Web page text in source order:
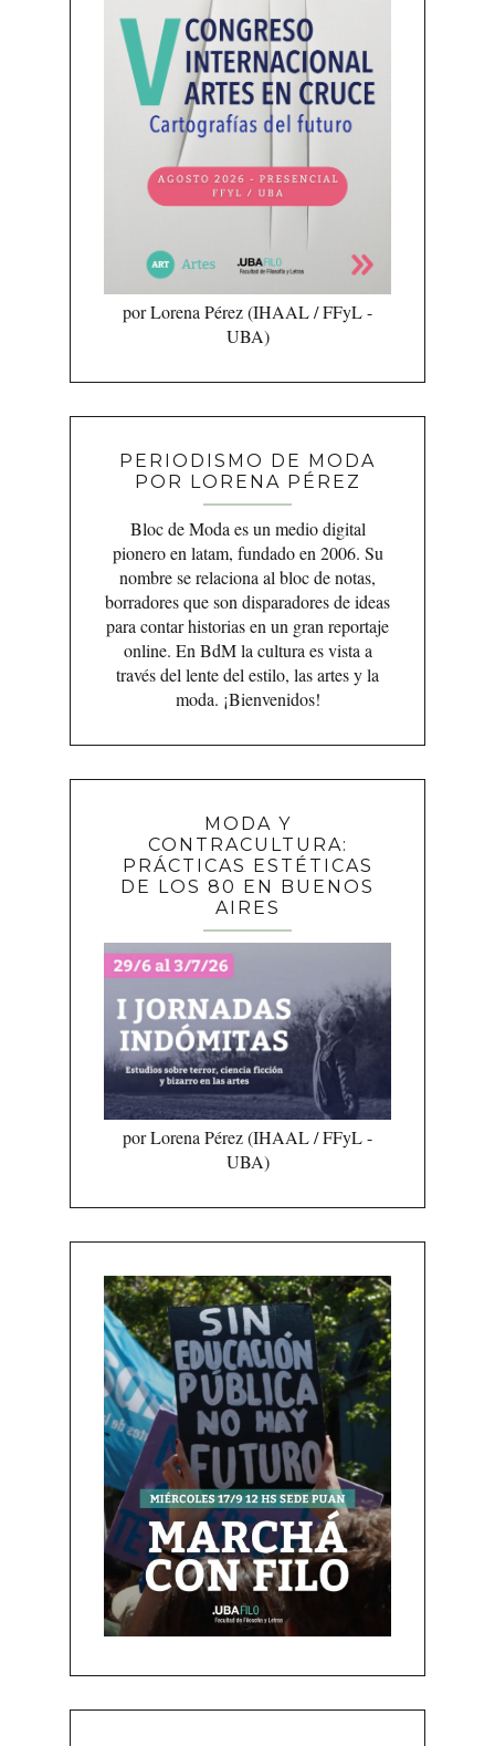
por Lorena Pérez (IHAAL / FFyL -
UBA)
PERIODISMO DE MODA
POR LORENA PÉREZ
Bloc de Moda es un medio digital
pionero en latam, fundado en 2006. Su
nombre se relaciona al bloc de notas,
borradores que son disparadores de ideas
para contar historias en un gran reportaje
online. En BdM la cultura es vista a
través del lente del estilo, las artes y la
moda. ¡Bienvenidos!
MODA Y
CONTRACULTURA:
PRÁCTICAS ESTÉTICAS
DE LOS 80 EN BUENOS
AIRES
por Lorena Pérez (IHAAL / FFyL -
UBA)